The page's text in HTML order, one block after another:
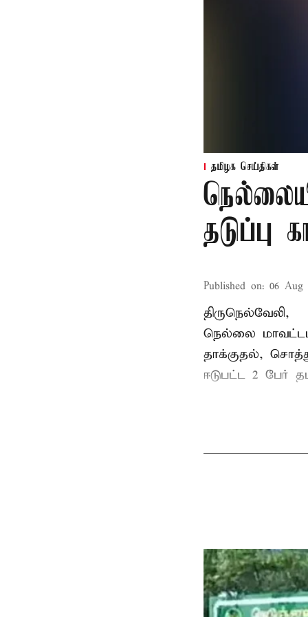
தமிழக செய்திகள்
தடுப்பு
Published on: 06 Aug
திருநெல்வேலி,
நெல்லை
தாக்குதல்,
ஈடுபட்ட 2 பேர்